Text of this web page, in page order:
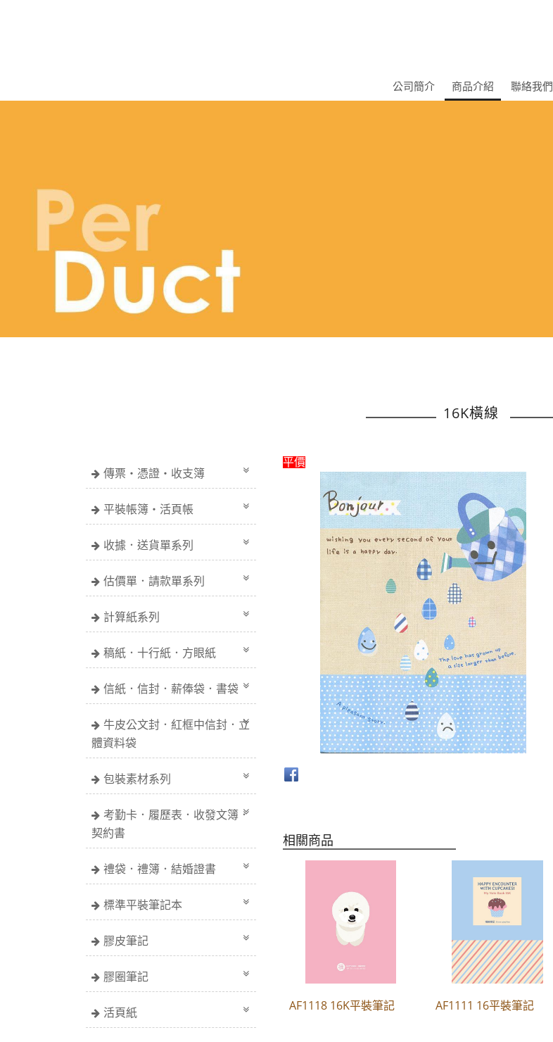
公司簡介 商品介紹 聯絡我們
16K橫線
傳票・憑證・收支簿
平裝帳簿・活頁帳
收據．送貨單系列
估價單．請款單系列
計算紙系列
稿紙．十行紙．方眼紙
信紙．信封．薪俸袋．書袋
牛皮公文封．紅框中信封．立
體資料袋
包裝素材系列
考勤卡．履歷表．收發文簿．
契約書
禮袋．禮簿．結婚證書
標準平裝筆記本
膠皮筆記
膠圈筆記
活頁紙
平價
相關商品
AF1118 16K平裝筆記 AF1111 16平裝筆記